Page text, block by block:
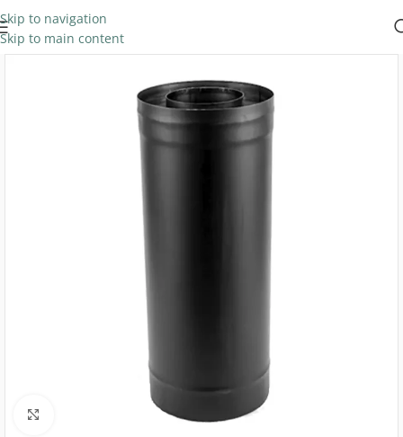
Skip to navigation
Skip to main content
Нажмите, чтобы увеличить